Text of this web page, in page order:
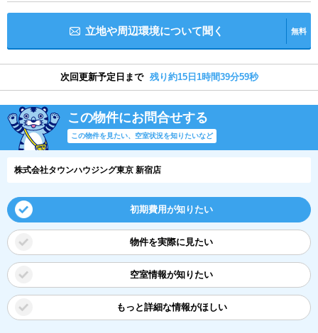
立地や周辺環境について聞く 無料
次回更新予定日まで 残り約15日1時間39分58秒
この物件にお問合せする
この物件を見たい、空室状況を知りたいなど
株式会社タウンハウジング東京 新宿店
初期費用が知りたい
物件を実際に見たい
空室情報が知りたい
もっと詳細な情報がほしい